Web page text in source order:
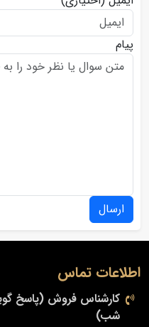
پیام
ارسال
اطلاعات تماس
شب)